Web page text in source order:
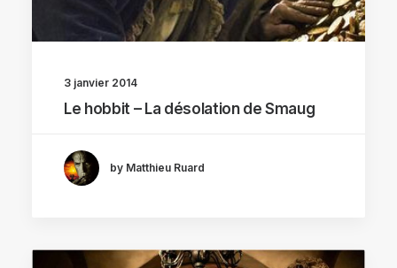
3 janvier 2014
Le hobbit – La désolation de Smaug
by Matthieu Ruard